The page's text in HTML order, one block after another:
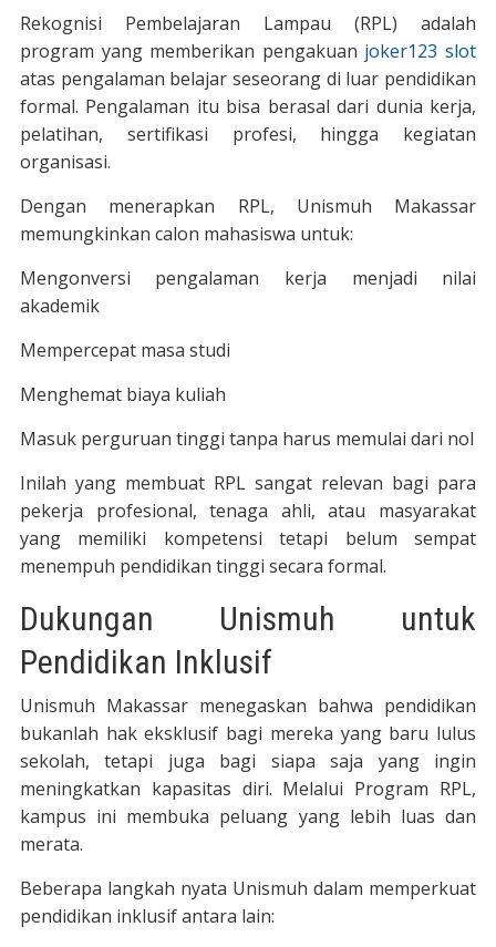
Rekognisi Pembelajaran Lampau (RPL) adalah
program yang memberikan pengakuan joker123 slot
atas pengalaman belajar seseorang di luar pendidikan
formal. Pengalaman itu bisa berasal dari dunia kerja,
pelatihan, sertifikasi profesi, hingga kegiatan
organisasi.
Dengan menerapkan RPL, Unismuh Makassar
memungkinkan calon mahasiswa untuk:
Mengonversi pengalaman kerja menjadi nilai
akademik
Mempercepat masa studi
Menghemat biaya kuliah
Masuk perguruan tinggi tanpa harus memulai dari nol
Inilah yang membuat RPL sangat relevan bagi para
pekerja profesional, tenaga ahli, atau masyarakat
yang memiliki kompetensi tetapi belum sempat
menempuh pendidikan tinggi secara formal.
Dukungan Unismuh untuk
Pendidikan Inklusif
Unismuh Makassar menegaskan bahwa pendidikan
bukanlah hak eksklusif bagi mereka yang baru lulus
sekolah, tetapi juga bagi siapa saja yang ingin
meningkatkan kapasitas diri. Melalui Program RPL,
kampus ini membuka peluang yang lebih luas dan
merata.
Beberapa langkah nyata Unismuh dalam memperkuat
pendidikan inklusif antara lain: